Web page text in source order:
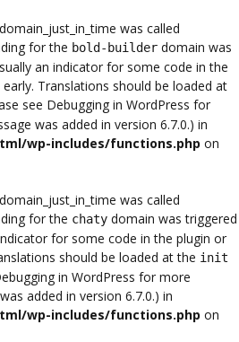
was called
for the bold-builder domain was
an indicator for some code in the
Translations should be loaded at
see Debugging in WordPress for
was added in version 6.7.0.) in
wp-includes/functions.php on
was called
for the chaty domain was triggered
for some code in the plugin or
should be loaded at the init
in WordPress for more
added in version 6.7.0.) in
wp-includes/functions.php on